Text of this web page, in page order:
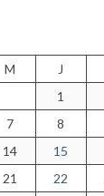
M J
1
7 8
14 15
21 22